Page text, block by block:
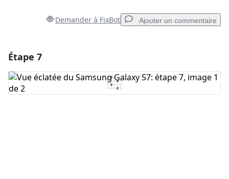
Demander à FixBot Ajouter un commentaire
Ajouter un commentaire
Étape 7